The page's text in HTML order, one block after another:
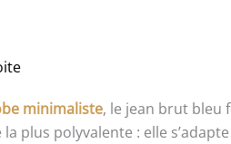
minimaliste, le jean brut bleu
plus polyvalente : elle